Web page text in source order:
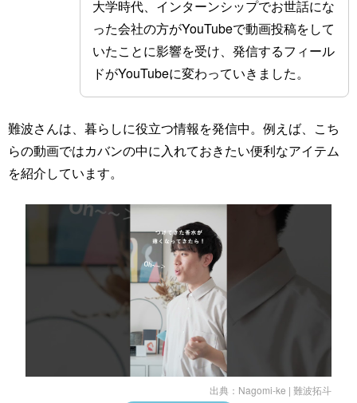
大学時代、インターンシップでお世話にな
った会社の方がYouTubeで動画投稿をして
いたことに影響を受け、発信するフィール
ドがYouTubeに変わっていきました。
難波さんは、暮らしに役立つ情報を発信中。例えば、こち
らの動画ではカバンの中に入れておきたい便利なアイテム
を紹介しています。
出典： Nagomi-ke | 難波拓斗